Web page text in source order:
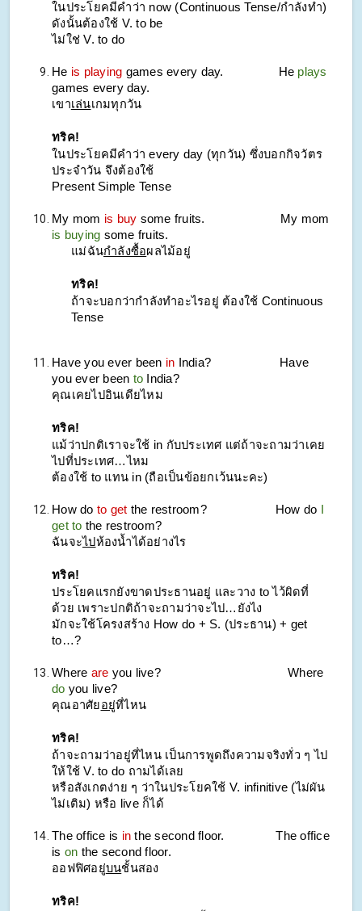
ในประโยคมีคำว่า now (Continuous Tense/กำลังทำ)
ดังนั้นต้องใช้ V. to be
ไม่ใช่ V. to do
He is playing games every day. He plays
games every day.
เขาเล่นเกมทุกวัน
ทริค!
ในประโยคมีคำว่า every day (ทุกวัน) ซึ่งบอกกิจวัตร
ประจำวัน จึงต้องใช้
Present Simple Tense
My mom is buy some fruits.
My mom
is buying some fruits.
แม่ฉันกำลังซื้อผลไม้อยู่
ทริค!
ถ้าจะบอกว่ากำลังทำอะไรอยู่ ต้องใช้ Continuous
Tense
Have you ever been in India?
Have
you ever been to
India?
คุณเคยไปอินเดียไหม
ทริค!
แม้ว่าปกติเราจะใช้ in กับประเทศ แต่ถ้าจะถามว่าเคย
ไปที่ประเทศ…ไหม
ต้องใช้ to แทน in (ถือเป็นข้อยกเว้นนะคะ)
How do to get the restroom? How do
get to the restroom?
ฉันจะไป ห้องน้ำได้อย่างไร
ทริค!
ประโยคแรกยังขาดประธานอยู่ และวาง to ไว้ผิดที่
ด้วย เพราะปกติถ้าจะถามว่าจะไป…ยังไง
มักจะใช้โครงสร้าง How do + S. (ประธาน) + get
to…?
Where are you live?
Where
do you live?
คุณอาศัยอยู่ที่ไหน
ทริค!
ถ้าจะถามว่าอยู่ที่ไหน เป็นการพูดถึงความจริงทั่ว ๆ ไป
ให้ใช้ V. to do ถามได้เลย
หรือสังเกตง่าย ๆ ว่าในประโยคใช้ V. infinitive (ไม่ผัน
ไม่เติม) หรือ live ก็ได้
The office is inthe second floor.
The office
is on the second floor.
ออฟฟิศอยู่บนชั้นสอง
ทริค!